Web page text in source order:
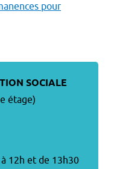
pour
SOCIALE
étage)
12h et de 13h30